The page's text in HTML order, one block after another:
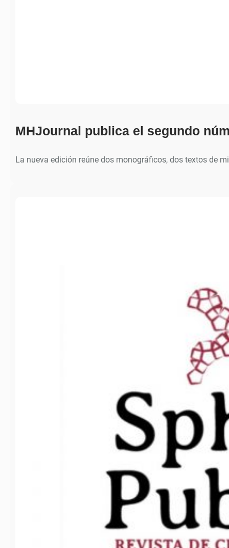
MHJournal publica el segundo
La nueva edición reúne dos monográficos, dos textos de